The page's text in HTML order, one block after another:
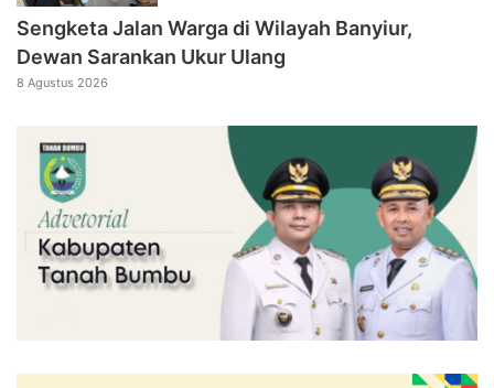
Sengketa Jalan Warga di Wilayah Banyiur,
Dewan Sarankan Ukur Ulang
8 Agustus 2026